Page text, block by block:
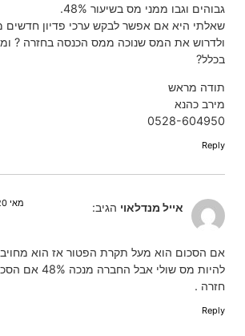
גבוהים וגבו ממני מס בשיעור 48%.
שאלתי היא אם אפשר לבקש ערכי פדיון חדשים
ולדרוש את המס שנוכה ממס הכנסה בחזרה ?
בכלל?
תודה מראש
מירב כהנא
0528-604950
Reply
אייל מנדלאוי הגיב: מאי 20, 2014 בשעה 12:17 pm
אם הסכום הוא מעל תקרת הפטור אז הוא
להיות מס שולי
חזרה .
Reply